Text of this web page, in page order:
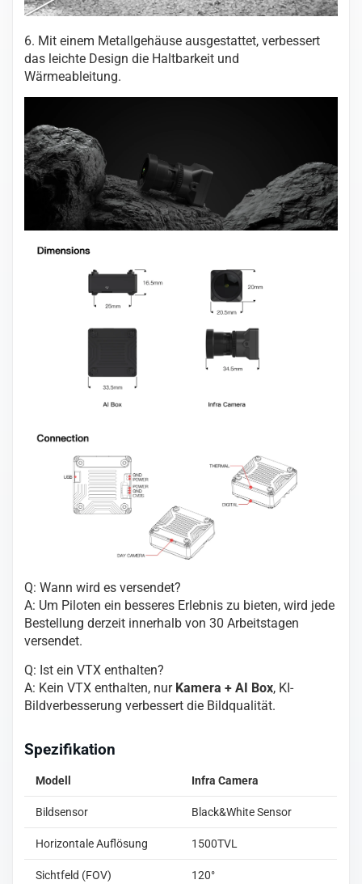
6. Mit einem Metallgehäuse ausgestattet, verbessert
das leichte Design die Haltbarkeit und
Wärmeableitung.
Q: Wann wird es versendet?
A: Um Piloten ein besseres Erlebnis zu bieten, wird jede
Bestellung derzeit innerhalb von 30 Arbeitstagen
versendet.
Q: Ist ein VTX enthalten?
A: Kein VTX enthalten, nur Kamera + AI Box, KI-
Bildverbesserung verbessert die Bildqualität.
Spezifikation
Modell Infra Camera
Bildsensor Black&White Sensor
Horizontale Auflösung 1500TVL
Sichtfeld (FOV) 120°